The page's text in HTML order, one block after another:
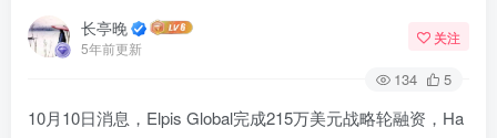
长亭晚
5年前更新
关注
134 5
10月10日消息，Elpis Global完成215万美元战略轮融资，Ha